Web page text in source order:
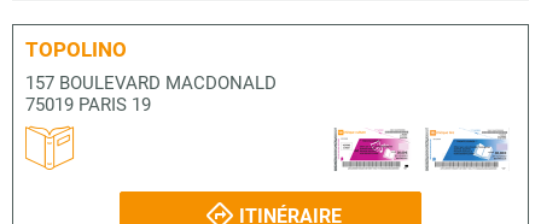
TOPOLINO
157 BOULEVARD MACDONALD
75019 PARIS 19
ITINÉRAIRE